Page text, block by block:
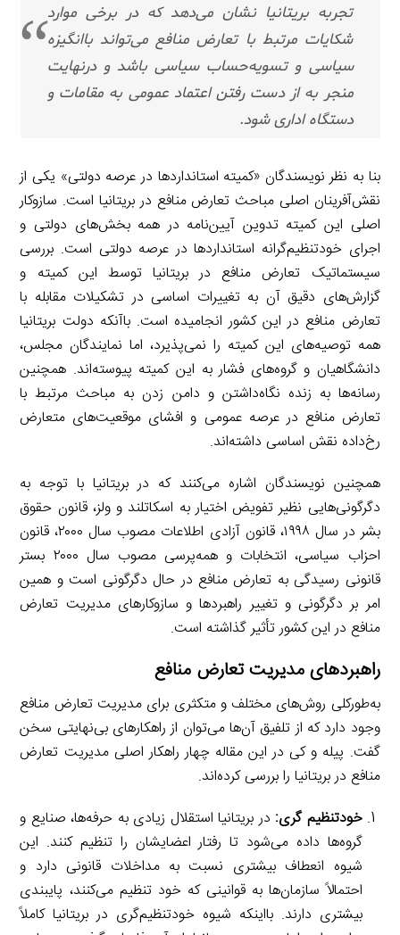
تجربه بریتانیا نشان می‌دهد که در برخی موارد
شکایات مرتبط با تعارض منافع می‌تواند باانگیزه
سیاسی و تسویه‌حساب سیاسی باشد و درنهایت
منجر به از دست رفتن اعتماد عمومی به مقامات و
دستگاه اداری شود.
بنا به نظر نویسندگان «کمیته استانداردها در عرصه دولتی» یکی از
نقش‌آفرینان اصلی مباحث تعارض منافع در بریتانیا است. سازوکار
اصلی این کمیته تدوین آیین‌نامه در همه بخش‌های دولتی و
اجرای خودتنظیم‌گرانه استانداردها در عرصه دولتی است. بررسی
سیستماتیک تعارض منافع در بریتانیا توسط این کمیته و
گزارش‌های دقیق آن به تغییرات اساسی در تشکیلات مقابله با
تعارض منافع در این کشور انجامیده است. باآنکه دولت بریتانیا
همه توصیه‌های این کمیته را نمی‌پذیرد، اما نمایندگان مجلس،
دانشگاهیان و گروه‌های فشار به این کمیته پیوسته‌اند. همچنین
رسانه‌ها به زنده نگاه‌داشتن و دامن زدن به مباحث مرتبط با
تعارض منافع در عرصه عمومی و افشای موقعیت‌های متعارض
رخ‌داده نقش اساسی داشته‌اند.
همچنین نویسندگان اشاره می‌کنند که در بریتانیا با توجه به
دگرگونی‌هایی نظیر تفویض اختیار به اسکاتلند و ولز، قانون حقوق
بشر در سال ۱۹۹۸، قانون آزادی اطلاعات مصوب سال ۲۰۰۰، قانون
احزاب سیاسی، انتخابات و همه‌پرسی مصوب سال ۲۰۰۰ بستر
قانونی رسیدگی به تعارض منافع در حال دگرگونی است و همین
امر بر دگرگونی و تغییر راهبردها و سازوکارهای مدیریت تعارض
منافع در این کشور تأثیر گذاشته است.
راهبردهای مدیریت تعارض منافع
به‌طورکلی روش‌های مختلف و متکثری برای مدیریت تعارض منافع
وجود دارد که از تلفیق آن‌ها می‌توان از راهکارهای بی‌نهایتی سخن
گفت. پیله و کی در این مقاله چهار راهکار اصلی مدیریت تعارض
منافع در بریتانیا را بررسی کرده‌اند.
خودتنظیم گری: در بریتانیا استقلال زیادی به حرفه‌ها، صنایع و
گروه‌ها داده می‌شود تا رفتار اعضایشان را تنظیم کنند. این
شیوه انعطاف بیشتری نسبت به مداخلات قانونی دارد و
احتمالاً سازمان‌ها به قوانینی که خود تنظیم می‌کنند، پایبندی
بیشتری دارند. بااینکه شیوه خودتنظیم‌گری در بریتانیا کاملاً